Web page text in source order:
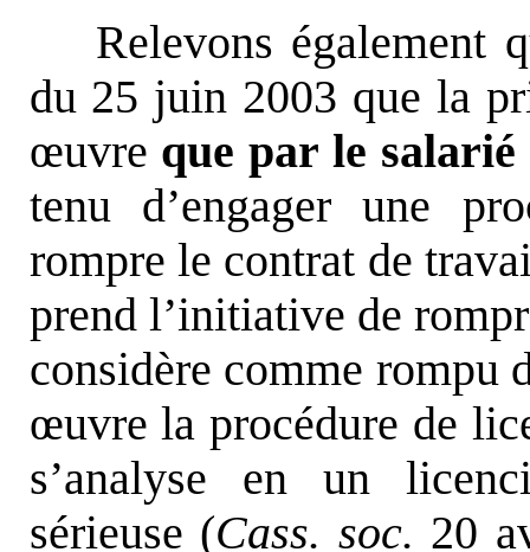
Relevons également
du 25 juin 2003 que la
œuvre que par le salarié
tenu d’engager une
rompre le contrat de
prend l’initiative de
considère comme rompu
œuvre la procédure de
s’analyse en un
sérieuse (Cass. soc. 20